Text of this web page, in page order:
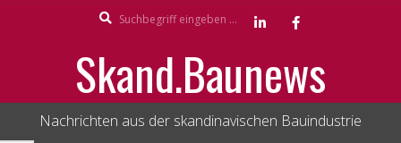
Skand.Baunews
Nachrichten aus der skandinavischen Bauindustrie